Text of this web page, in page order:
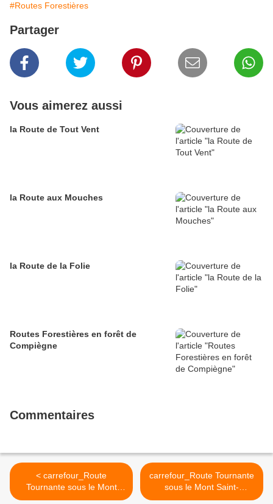
#Routes Forestières
Partager
Vous aimerez aussi
la Route de Tout Vent
la Route aux Mouches
la Route de la Folie
Routes Forestières en forêt de
Compiègne
Commentaires
< carrefour_Route
Tournante sous le Mont
Saint-Mard_D547 (1)
carrefour_Route Tournante
sous le Mont Saint-
Mard_D547 (2) >